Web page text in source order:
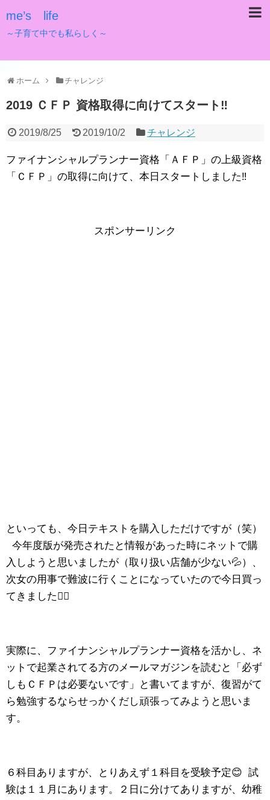
me’s life
～子育て中でも私らしく～
ホーム チャレンジ
2019 ＣＦＰ 資格取得に向けてスタート‼️
2019/8/25 2019/10/2 チャレンジ
ファイナンシャルプランナー資格「ＡＦＰ」の上級資格
「ＣＦＰ」の取得に向けて、本日スタートしました‼️
スポンサーリンク
といっても、今日テキストを購入しただけですが（笑）
今年度版が発売されたと情報があった時にネットで購
入しようと思いましたが（取り扱い店舗が少ない💦）、
次女の用事で難波に行くことになっていたので今日買っ
てきました✊🏻
実際に、ファイナンシャルプランナー資格を活かし、ネ
ットで起業されてる方のメールマガジンを読むと「必ず
しもＣＦＰは必要ないです」と書いてますが、復習がて
ら勉強するならせっかくだし頑張ってみようと思いま
す。
６科目ありますが、とりあえず１科目を受験予定😊 試
験は１１月にあります。２日に分けてありますが、幼稚